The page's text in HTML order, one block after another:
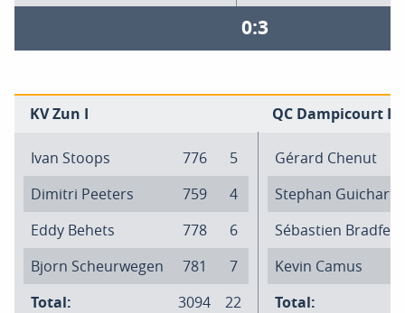
0:3
KV Zun I QC Dampicourt III
Ivan Stoops 776
5
Dimitri Peeters
759
4
Eddy Behets
778
6
Bjorn Scheurwegen
781
7
Total:
3094 22
Gérard Chenut
Stephan Guichart
Sébastien Bradfer
Kevin Camus
Total: